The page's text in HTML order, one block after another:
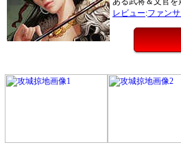
レビュー:ファンサ